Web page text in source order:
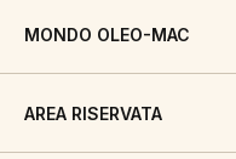
MONDO OLEO-MAC
AREA RISERVATA